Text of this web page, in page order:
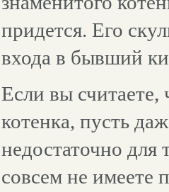
придется. Его
входа в бывший
Если вы считаете,
котенка, пусть
недостаточно для
совсем не имеете